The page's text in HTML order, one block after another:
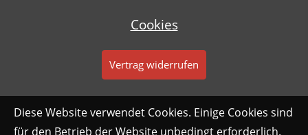
Cookies
Vertrag widerrufen
Diese Website verwendet Cookies. Einige Cookies sind
für den Betrieb der Website unbedingt erforderlich.